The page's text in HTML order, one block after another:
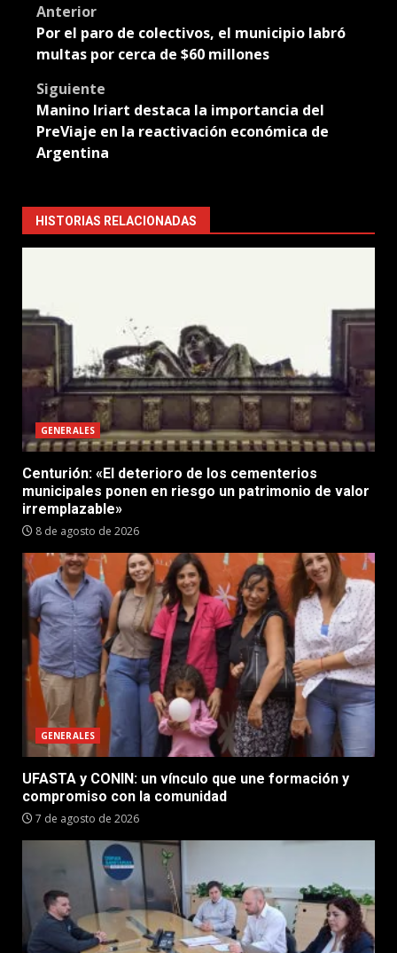
Post
navigation
Anterior
Por el paro de colectivos, el municipio labró
multas por cerca de $60 millones
Siguiente
Manino Iriart destaca la importancia del
PreViaje en la reactivación económica de
Argentina
HISTORIAS RELACIONADAS
GENERALES
Centurión: «El deterioro de los cementerios
municipales ponen en riesgo un patrimonio de valor
irremplazable»
8 de agosto de 2026
GENERALES
UFASTA y CONIN: un vínculo que une formación y
compromiso con la comunidad
7 de agosto de 2026